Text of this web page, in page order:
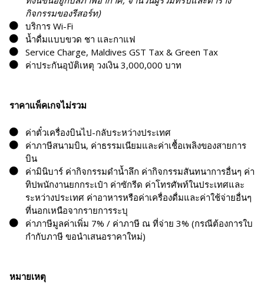
กิจกรรมของรีสอร์ท)
บริการ Wi-Fi
น้ำดื่มแบบขวด ชา และกาแฟ
Service Charge, Maldives GST Tax & Green Tax
ค่าประกันอุบัติเหตุ วงเงิน 3,000,000 บาท
ราคาแพ็คเกจไม่รวม
ค่าตั๋วเครื่องบินไป-กลับระหว่างประเทศ
ค่าภาษีสนามบิน, ค่าธรรมเนียมและค่าเชื้อเพลิงของสายการ
บิน
ค่ามินิบาร์ ค่ากิจกรรมดำน้ำลึก ค่ากิจกรรมสันทนาการอื่นๆ ค่า
ทิปพนักงานยกกระเป๋า ค่าซักรีด ค่าโทรศัพท์ในประเทศและ
ระหว่างประเทศ ค่าอาหารหรือค่าเครื่องดื่มและค่าใช้จ่ายอื่นๆ
ที่นอกเหนือจากรายการระบุ
ค่าภาษีมูลค่าเพิ่ม 7% / ค่าภาษี ณ ที่จ่าย 3% (กรณีต้องการใบ
กำกับภาษี ขอนำเสนอราคาใหม่)
หมายเหตุ